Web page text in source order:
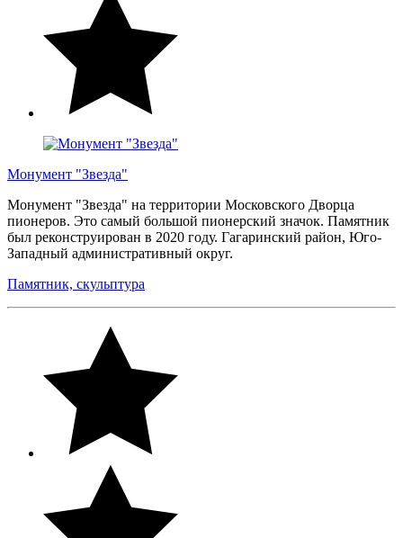
Монумент "Звезда"
Монумент "Звезда" на территории Московского Дворца
пионеров. Это самый большой пионерский значок. Памятник
был реконструирован в 2020 году. Гагаринский район, Юго-
Западный административный округ.
Памятник, скульптура